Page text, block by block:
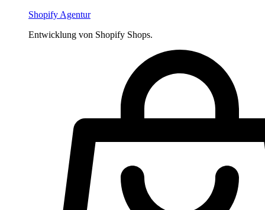
Shopify Agentur
Entwicklung von Shopify Shops.